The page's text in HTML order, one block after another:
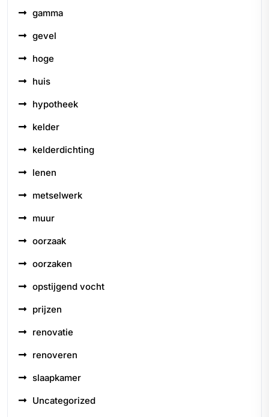
gamma
gevel
hoge
huis
hypotheek
kelder
kelderdichting
lenen
metselwerk
muur
oorzaak
oorzaken
opstijgend vocht
prijzen
renovatie
renoveren
slaapkamer
Uncategorized